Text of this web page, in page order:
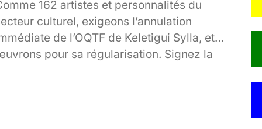
162 artistes et personnalités du
culturel, exigeons l’annulation
de l’OQTF de Keletigui Sylla, et
pour sa régularisation. Signez la